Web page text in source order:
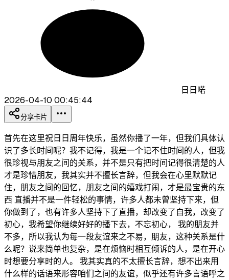
日日喏
2026-04-10 00:45:44
分享卡片
首先在这里祝日日周年快乐，虽然你播了一年，但我们具体认
识了多长时间呢？我不记得，我是一个记不住时间的人，但我
很珍视与朋友之间的关系，并不是只有把时间记得很清楚的人
才是珍惜朋友，我其实并不擅长言辞，但我会在心里默默记
住，朋友之间的回忆，朋友之间的嬉戏打闹，才是最宝贵的东
西 直播并不是一件轻松的事情，许多人都未曾坚持下来，但
你做到了，也有许多人坚持下了直播，却改变了自我，改变了
初心，我希望你继续好好的播下去，不忘初心， 我的朋友并
不多，所以我认为每一段友谊来之不易，朋友，这种关系是什
么呢？说来简单也复杂，是在烦恼时相互倾诉的人，是在开心
时想要分享时的人。 我其实真的不太擅长言辞，想不出来用
什么样的话语来形容咱们之间的友谊，似乎还有许多言语呼之